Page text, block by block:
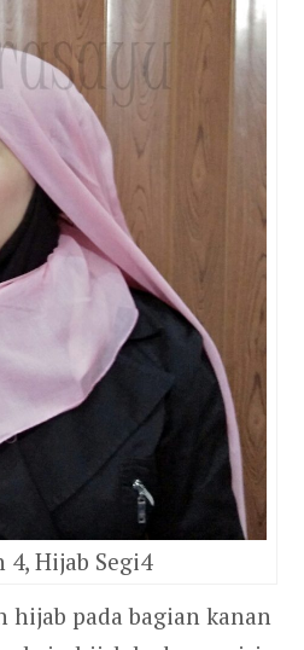
4, Hijab Segi4
hijab pada bagian kanan